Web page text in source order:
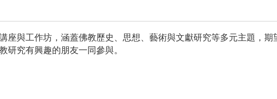
座與工作坊，涵蓋佛教歷史、思想、藝術與文獻研究等多元主題，
研究有興趣的朋友一同參與。